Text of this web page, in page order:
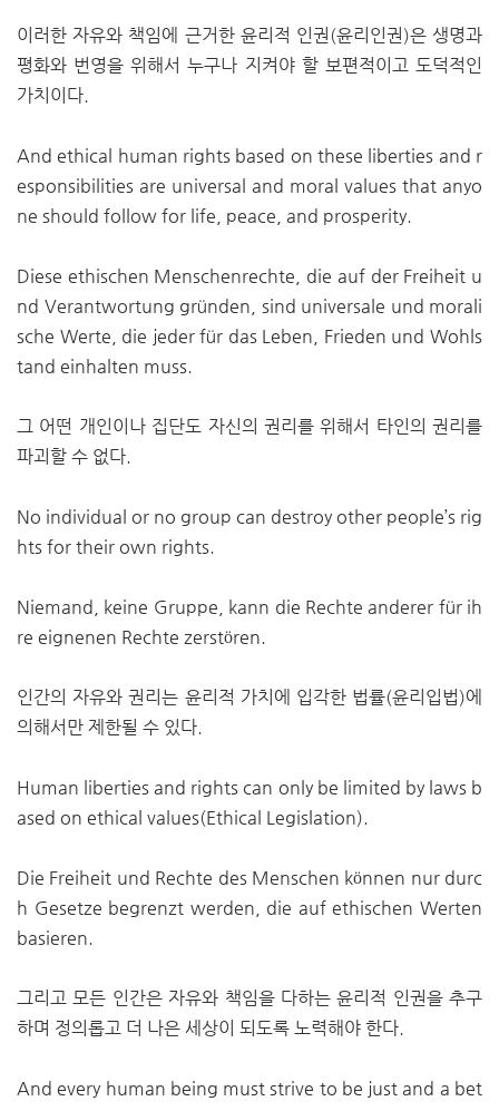
이러한 자유와 책임에 근거한 윤리적 인권(윤리인권)은 생명과
평화와 번영을 위해서 누구나 지켜야 할 보편적이고 도덕적인
가치이다.
And ethical human rights based on these liberties and r
esponsibilities are universal and moral values that anyo
ne should follow for life, peace, and prosperity.
Diese ethischen Menschenrechte, die auf der Freiheit u
nd Verantwortung gründen, sind universale und morali
sche Werte, die jeder für das Leben, Frieden und Wohls
tand einhalten muss.
그 어떤 개인이나 집단도 자신의 권리를 위해서 타인의 권리를
파괴할 수 없다.
No individual or no group can destroy other people’s rig
hts for their own rights.
Niemand, keine Gruppe, kann die Rechte anderer für ih
re eignenen Rechte zerstören.
인간의 자유와 권리는 윤리적 가치에 입각한 법률(윤리입법)에
의해서만 제한될 수 있다.
Human liberties and rights can only be limited by laws b
ased on ethical values(Ethical Legislation).
Die Freiheit und Rechte des Menschen können nur durc
h Gesetze begrenzt werden, die auf ethischen Werten
basieren.
그리고 모든 인간은 자유와 책임을 다하는 윤리적 인권을 추구
하며 정의롭고 더 나은 세상이 되도록 노력해야 한다.
And every human being must strive to be just and a bet